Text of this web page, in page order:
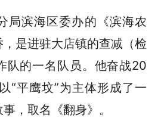
局滨海区委办的《滨海农
是进驻大店镇的查减（检
队的一名队员。他奋战20
“平鹰坟”为主体形成了一
，取名《翻身》。